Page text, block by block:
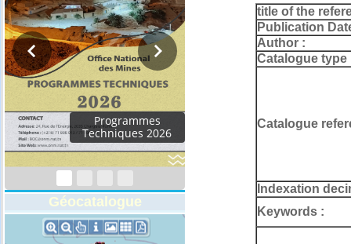
Programmes
Techniques 2026
Géocatalogue
title of the
Publication
Author :
Catalogue type
Catalogue
Indexation
Keywords :